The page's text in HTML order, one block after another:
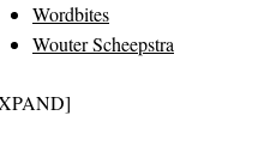
Wordbites
Wouter Scheepstra